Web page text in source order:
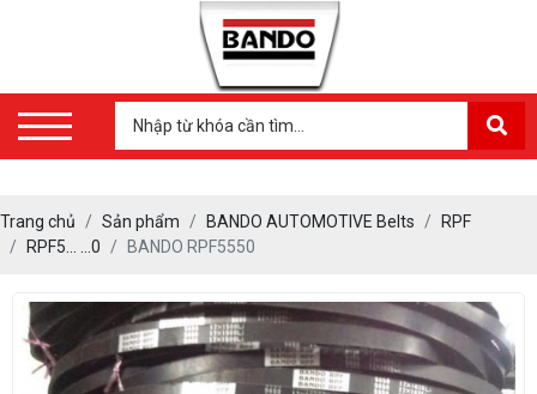
Trang chủ Sản phẩm BANDO AUTOMOTIVE Belts
RPF
RPF5… …0
BANDO RPF5550